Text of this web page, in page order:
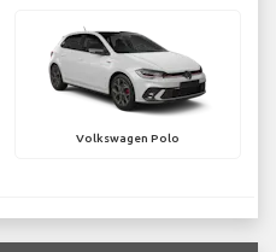
Volkswagen Polo